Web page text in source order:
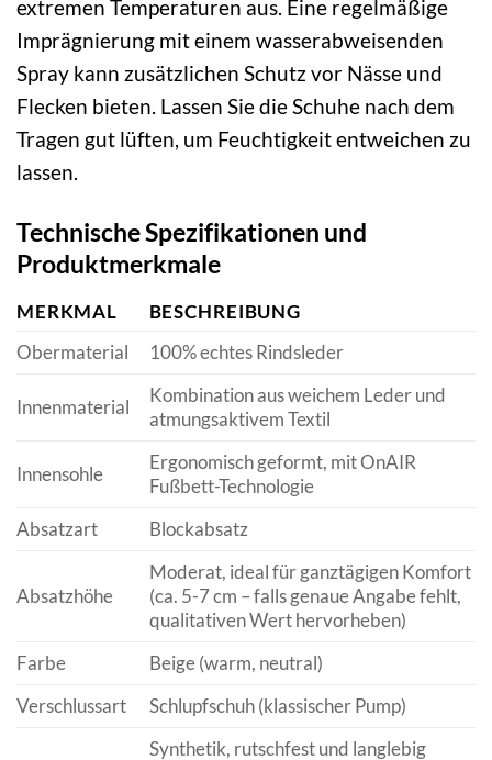
extremen Temperaturen aus. Eine regelmäßige
Imprägnierung mit einem wasserabweisenden
Spray kann zusätzlichen Schutz vor Nässe und
Flecken bieten. Lassen Sie die Schuhe nach dem
Tragen gut lüften, um Feuchtigkeit entweichen zu
lassen.
Technische Spezifikationen und
Produktmerkmale
MERKMAL
BESCHREIBUNG
Obermaterial
100% echtes Rindsleder
Innenmaterial
Kombination aus weichem Leder und
atmungsaktivem Textil
Innensohle
Ergonomisch geformt, mit OnAIR
Fußbett-Technologie
Absatzart
Blockabsatz
Absatzhöhe
Moderat, ideal für ganztägigen Komfort
(ca. 5-7 cm – falls genaue Angabe fehlt,
qualitativen Wert hervorheben)
Farbe
Beige (warm, neutral)
Verschlussart
Schlupfschuh (klassischer Pump)
Synthetik, rutschfest und langlebig